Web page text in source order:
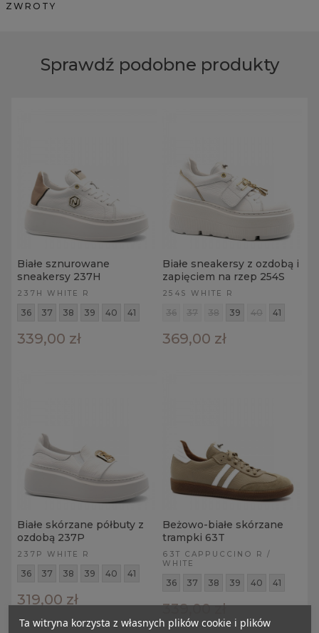
ZWROTY
Sprawdź podobne produkty
Białe sznurowane
sneakersy 237H
237H WHITE R
36 37 38 39 40 41
339,00 zł
Białe sneakersy z ozdobą i
zapięciem na rzep 254S
254S WHITE R
36 37 38 39 40 41
369,00 zł
Białe skórzane półbuty z
ozdobą 237P
237P WHITE R
36 37 38 39 40 41
319,00 zł
Beżowo-białe skórzane
trampki 63T
63T CAPPUCCINO R /
WHITE
36 37 38 39 40 41
339,00 zł
Ta witryna korzysta z własnych plików cookie i plików